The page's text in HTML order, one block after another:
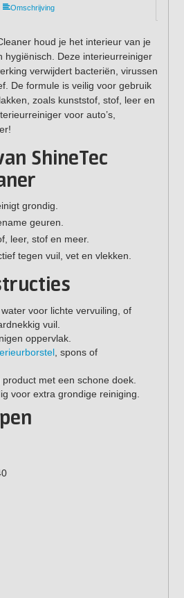
Omschrijving
houd je het interieur van je
hygiënisch. Deze interieurreiniger
verwijdert bacteriën, virussen
De formule is veilig voor gebruik
zoals kunststof, stof, leer en
voor auto’s,
ShineTec
grondig.
geuren.
leer, stof en meer.
tegen vuil, vet en vlekken.
voor lichte vervuiling, of
vuil.
oppervlak.
, spons of
met een schone doek.
voor extra grondige reiniging.